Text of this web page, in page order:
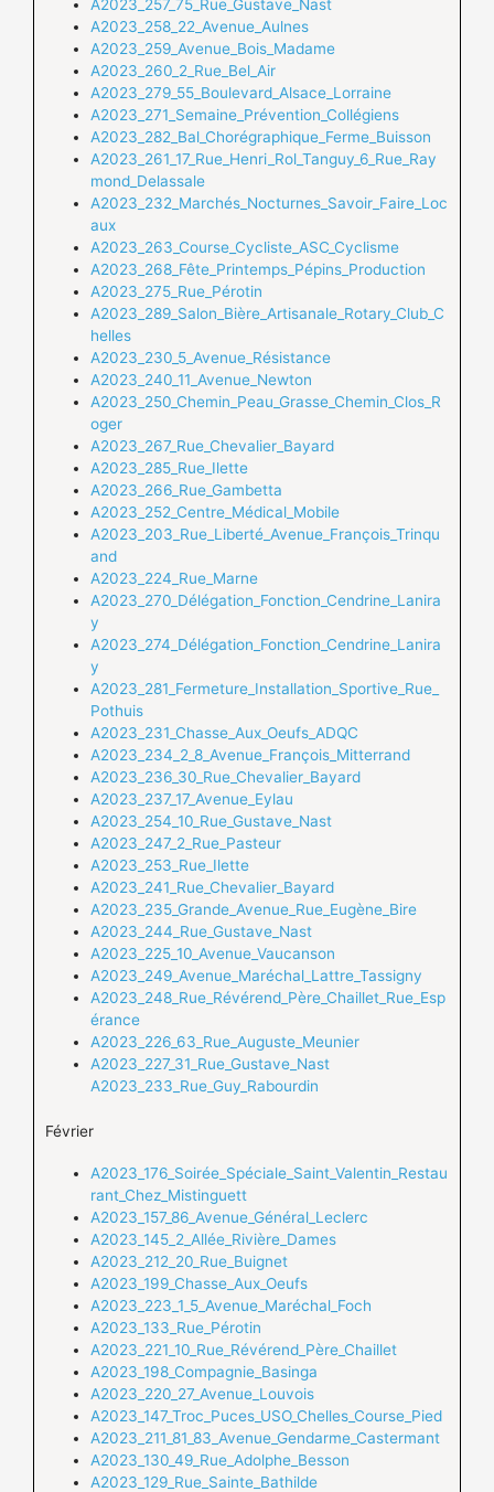
A2023_257_75_Rue_Gustave_Nast
A2023_258_22_Avenue_Aulnes
A2023_259_Avenue_Bois_Madame
A2023_260_2_Rue_Bel_Air
A2023_279_55_Boulevard_Alsace_Lorraine
A2023_271_Semaine_Prévention_Collégiens
A2023_282_Bal_Chorégraphique_Ferme_Buisson
A2023_261_17_Rue_Henri_Rol_Tanguy_6_Rue_Ray
mond_Delassale
A2023_232_Marchés_Nocturnes_Savoir_Faire_Loc
aux
A2023_263_Course_Cycliste_ASC_Cyclisme
A2023_268_Fête_Printemps_Pépins_Production
A2023_275_Rue_Pérotin
A2023_289_Salon_Bière_Artisanale_Rotary_Club_C
helles
A2023_230_5_Avenue_Résistance
A2023_240_11_Avenue_Newton
A2023_250_Chemin_Peau_Grasse_Chemin_Clos_R
oger
A2023_267_Rue_Chevalier_Bayard
A2023_285_Rue_Ilette
A2023_266_Rue_Gambetta
A2023_252_Centre_Médical_Mobile
A2023_203_Rue_Liberté_Avenue_François_Trinqu
and
A2023_224_Rue_Marne
A2023_270_Délégation_Fonction_Cendrine_Lanira
y
A2023_274_Délégation_Fonction_Cendrine_Lanira
y
A2023_281_Fermeture_Installation_Sportive_Rue_
Pothuis
A2023_231_Chasse_Aux_Oeufs_ADQC
A2023_234_2_8_Avenue_François_Mitterrand
A2023_236_30_Rue_Chevalier_Bayard
A2023_237_17_Avenue_Eylau
A2023_254_10_Rue_Gustave_Nast
A2023_247_2_Rue_Pasteur
A2023_253_Rue_Ilette
A2023_241_Rue_Chevalier_Bayard
A2023_235_Grande_Avenue_Rue_Eugène_Bire
A2023_244_Rue_Gustave_Nast
A2023_225_10_Avenue_Vaucanson
A2023_249_Avenue_Maréchal_Lattre_Tassigny
A2023_248_Rue_Révérend_Père_Chaillet_Rue_Esp
érance
A2023_226_63_Rue_Auguste_Meunier
A2023_227_31_Rue_Gustave_Nast
A2023_233_Rue_Guy_Rabourdin
Février
A2023_176_Soirée_Spéciale_Saint_Valentin_Restau
rant_Chez_Mistinguett
A2023_157_86_Avenue_Général_Leclerc
A2023_145_2_Allée_Rivière_Dames
A2023_212_20_Rue_Buignet
A2023_199_Chasse_Aux_Oeufs
A2023_223_1_5_Avenue_Maréchal_Foch
A2023_133_Rue_Pérotin
A2023_221_10_Rue_Révérend_Père_Chaillet
A2023_198_Compagnie_Basinga
A2023_220_27_Avenue_Louvois
A2023_147_Troc_Puces_USO_Chelles_Course_Pied
A2023_211_81_83_Avenue_Gendarme_Castermant
A2023_130_49_Rue_Adolphe_Besson
A2023_129_Rue_Sainte_Bathilde